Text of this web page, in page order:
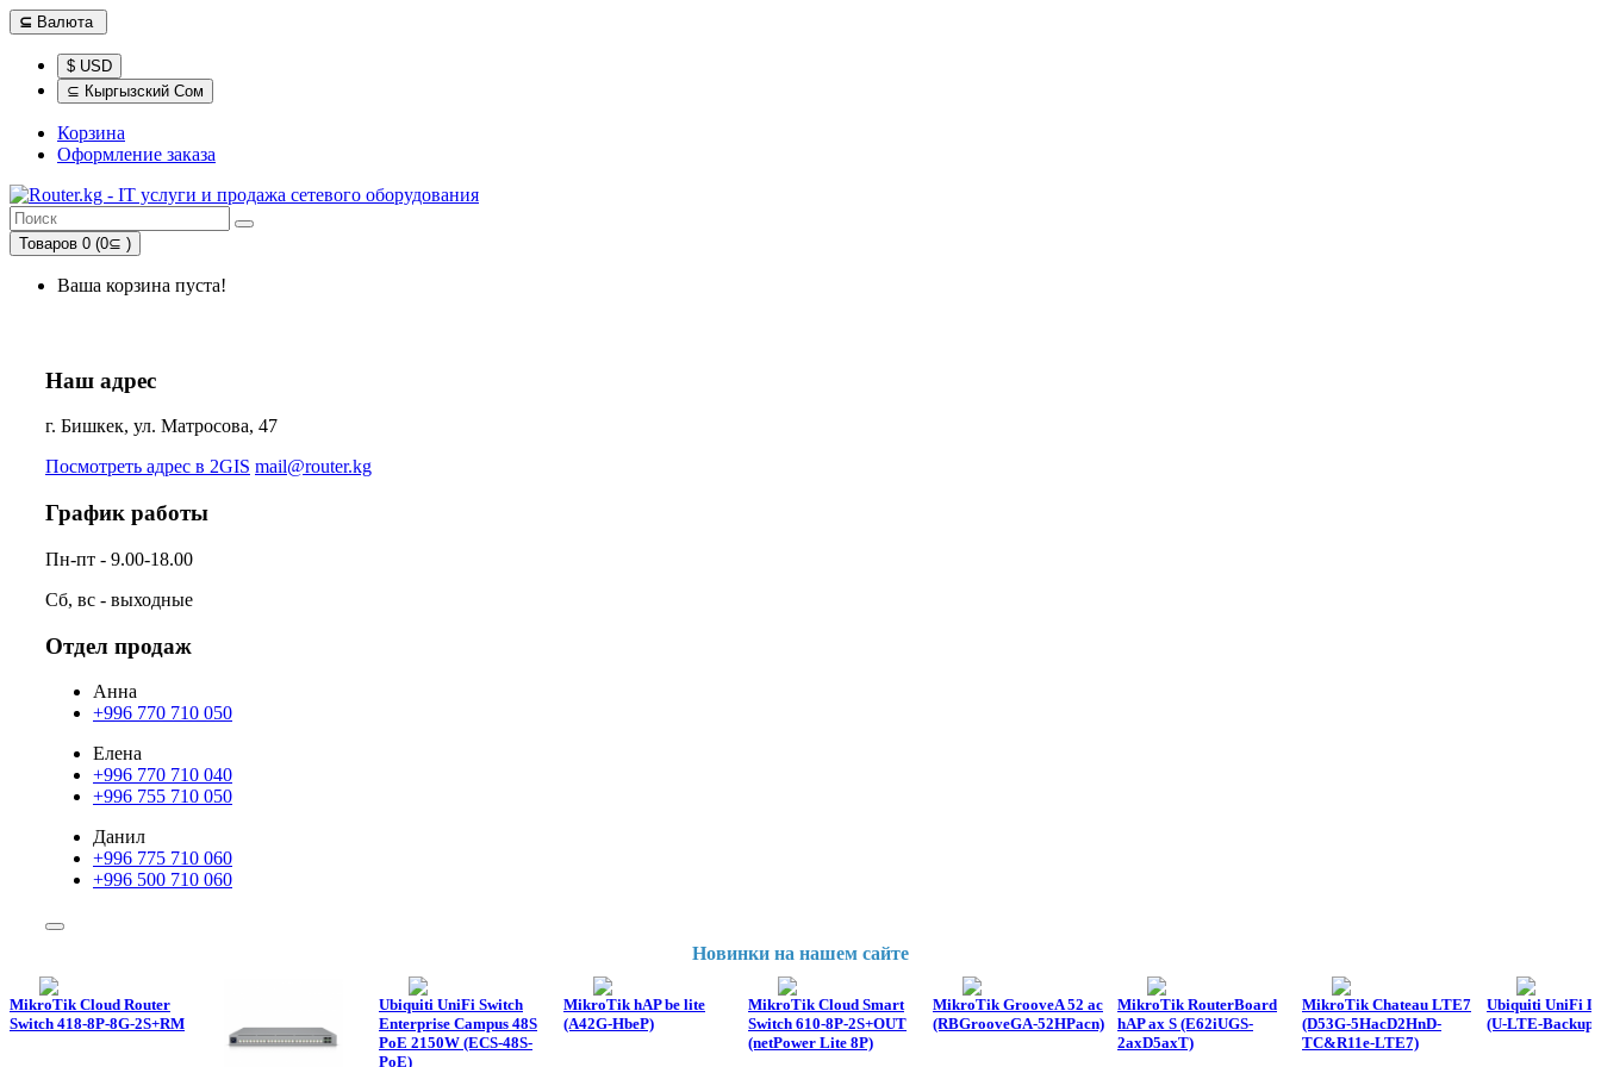
⊆ Валюта
$ USD
⊆ Кыргызский Сом
Корзина
Оформление заказа
Товаров 0 (0⊆ )
Ваша корзина пуста!
Наш адрес
г. Бишкек, ул. Матросова, 47
Посмотреть адрес в 2GIS mail@router.kg
График работы
Пн-пт - 9.00-18.00
Сб, вс - выходные
Отдел продаж
Анна
+996 770 710 050
Елена
+996 770 710 040
+996 755 710 050
Данил
+996 775 710 060
+996 500 710 060
Новинки на нашем сайте
MikroTik Cloud Router
Switch 418-8P-8G-2S+RM
Ubiquiti UniFi Switch
Enterprise Campus 48S
PoE 2150W (ECS-48S-
PoE)
MikroTik hAP be lite
(A42G-HbeP)
MikroTik Cloud Smart
Switch 610-8P-2S+OUT
(netPower Lite 8P)
MikroTik GrooveA 52 ac
(RBGrooveGA-52HPacn)
MikroTik RouterBoard
hAP ax S (E62iUGS-
2axD5axT)
MikroTik Chateau LTE7
(D53G-5HacD2HnD-
TC&R11e-LTE7)
Ubiquiti UniFi
(U-LTE-Backup